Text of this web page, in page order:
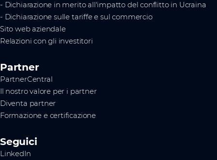
- Dichiarazione in merito all'impatto del conflitto in Ucraina
- Dichiarazione sulle tariffe e sul commercio
Sito web aziendale
Relazioni con gli investitori
Partner
PartnerCentral
Il nostro valore per i partner
Diventa partner
Formazione e certificazione
Seguici
LinkedIn